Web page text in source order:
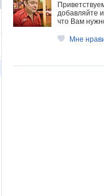
добавляйте
что Вам
Мне